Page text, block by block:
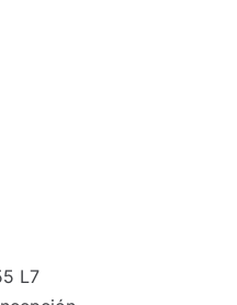
L7